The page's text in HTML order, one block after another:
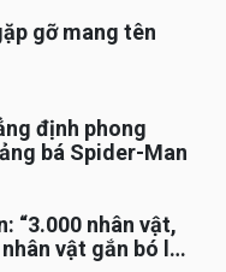
gỡ mang tên
định phong
bá Spider-Man
“3.000 nhân vật,
vật gắn bó lâu